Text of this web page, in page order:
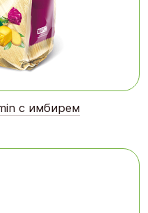
с имбирем